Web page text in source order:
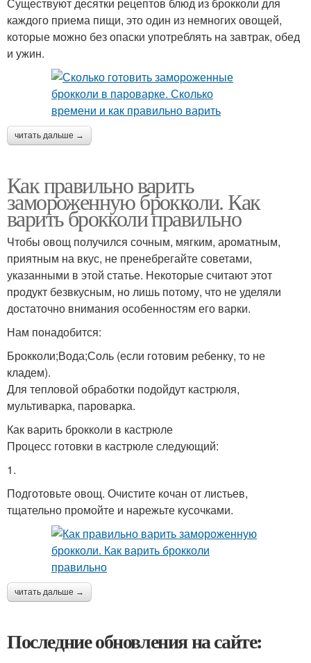
каждого приема пищи, это один из немногих овощей,
которые можно без опаски употреблять на завтрак, обед
и ужин.
читать дальше →
Как правильно варить
замороженную брокколи. Как
варить брокколи правильно
Чтобы овощ получился сочным, мягким, ароматным,
приятным на вкус, не пренебрегайте советами,
указанными в этой статье. Некоторые считают этот
продукт безвкусным, но лишь потому, что не уделяли
достаточно внимания особенностям его варки.
Нам понадобится:
Брокколи;Вода;Соль (если готовим ребенку, то не
кладем).
Для тепловой обработки подойдут кастрюля,
мультиварка, пароварка.
Как варить брокколи в кастрюле
Процесс готовки в кастрюле следующий:
1.
Подготовьте овощ. Очистите кочан от листьев,
тщательно промойте и нарежьте кусочками.
читать дальше →
Последние обновления на сайте: